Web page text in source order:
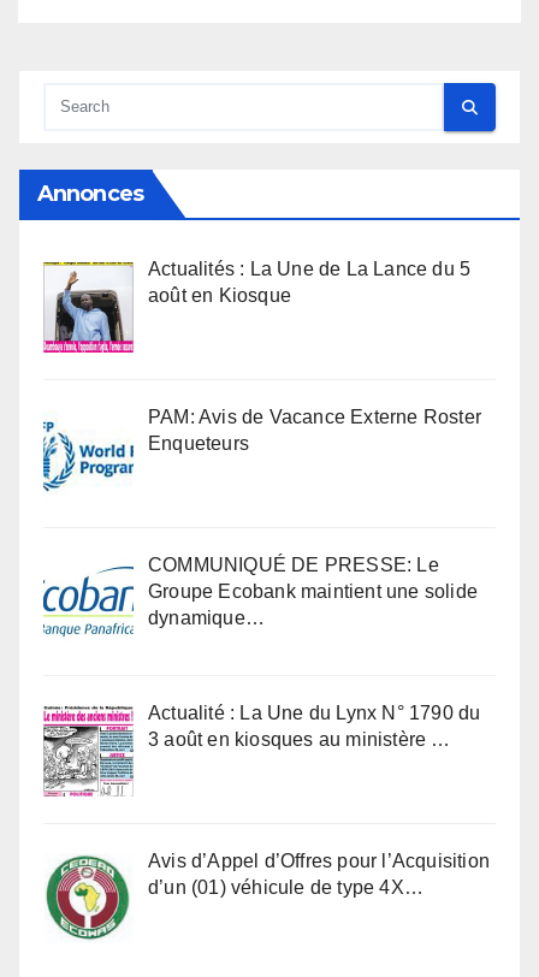
Annonces
Actualités : La Une de La Lance du 5
août en Kiosque
PAM: Avis de Vacance Externe Roster
Enqueteurs
COMMUNIQUÉ DE PRESSE: Le
Groupe Ecobank maintient une solide
dynamique…
Actualité : La Une du Lynx N° 1790 du
3 août en kiosques au ministère …
Avis d’Appel d’Offres pour l’Acquisition
d’un (01) véhicule de type 4X…